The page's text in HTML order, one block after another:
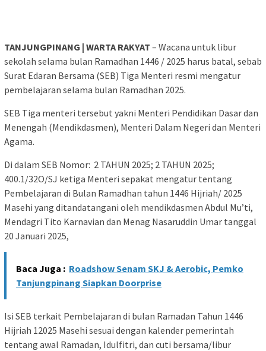
TANJUNGPINANG | WARTA RAKYAT – Wacana untuk libur
sekolah selama bulan Ramadhan 1446 / 2025 harus batal, sebab
Surat Edaran Bersama (SEB) Tiga Menteri resmi mengatur
pembelajaran selama bulan Ramadhan 2025.
SEB Tiga menteri tersebut yakni Menteri Pendidikan Dasar dan
Menengah (Mendikdasmen), Menteri Dalam Negeri dan Menteri
Agama.
Di dalam SEB Nomor: 2 TAHUN 2025; 2 TAHUN 2025;
400.1/32O/SJ ketiga Menteri sepakat mengatur tentang
Pembelajaran di Bulan Ramadhan tahun 1446 Hijriah/ 2025
Masehi yang ditandatangani oleh mendikdasmen Abdul Mu’ti,
Mendagri Tito Karnavian dan Menag Nasaruddin Umar tanggal
20 Januari 2025,
Baca Juga : Roadshow Senam SKJ & Aerobic, Pemko
Tanjungpinang Siapkan Doorprise
Isi SEB terkait Pembelajaran di bulan Ramadan Tahun 1446
Hijriah 12025 Masehi sesuai dengan kalender pemerintah
tentang awal Ramadan, Idulfitri, dan cuti bersama/libur